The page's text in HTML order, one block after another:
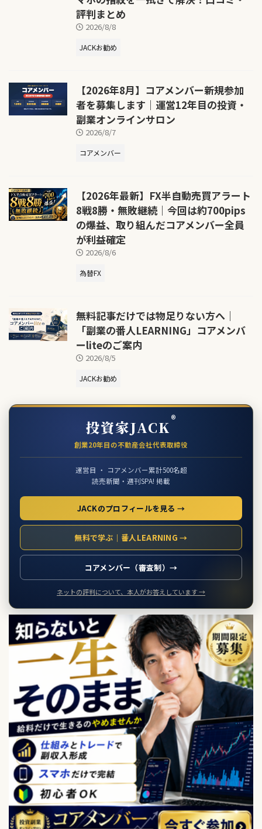
評判まとめ
2026/8/8
JACKお勧め
【2026年8月】コアメンバー新規参加
者を募集します｜運営12年目の投資・
副業オンラインサロン
2026/8/7
コアメンバー
【2026年最新】FX半自動売買アラート
8戦8勝・無敗継続｜今回は約700pips
の爆益、取り組んだコアメンバー全員
が利益確定
2026/8/6
為替FX
無料記事だけでは物足りない方へ｜
「副業の番人LEARNING」コアメンバ
ーliteのご案内
2026/8/5
JACKお勧め
投資家JACK®
創業20年目の不動産会社代表取締役
運営目 ・ コアメンバー累計500名超
読売新聞・週刊SPA! 掲載
JACKのプロフィールを見る →
無料で学ぶ｜番人LEARNING →
コアメンバー（審査制）→
ネットの評判について、本人がお答えしています →